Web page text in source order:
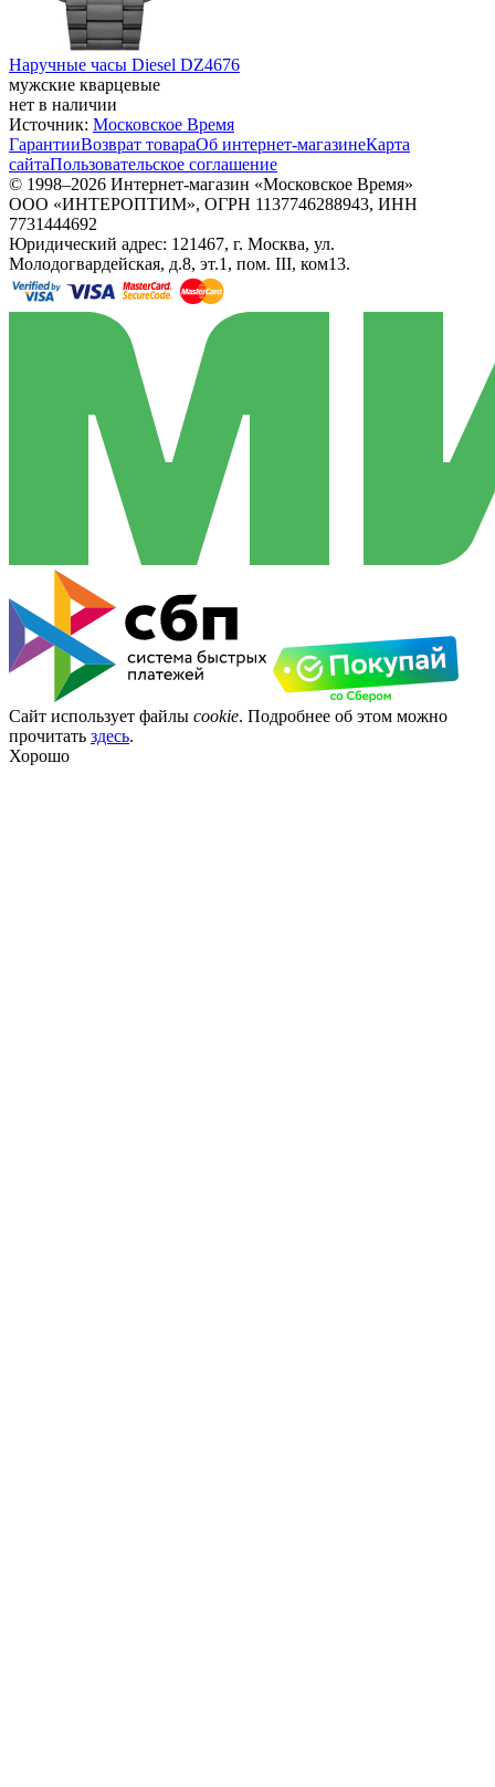
Наручные часы Diesel DZ4676
мужские кварцевые
нет в наличии
Источник: Московское Время
ГарантииВозврат товараОб интернет-магазинеКарта
сайтаПользовательское соглашение
© 1998–2026 Интернет-магазин «Московское Время»
ООО «ИНТЕРОПТИМ», ОГРН 1137746288943, ИНН
7731444692
Юридический адрес: 121467, г. Москва, ул.
Молодогвардейская, д.8, эт.1, пом. III, ком13.
Сайт использует файлы cookie. Подробнее об этом можно
прочитать здесь.
Хорошо